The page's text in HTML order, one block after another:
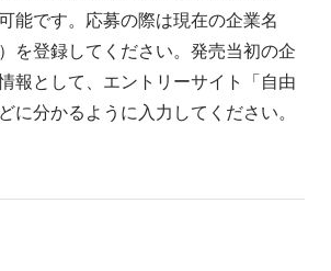
能です。応募の際は現在の企業名
を登録してください。発売当初の企
報として、エントリーサイト「自由
に分かるように入力してください。